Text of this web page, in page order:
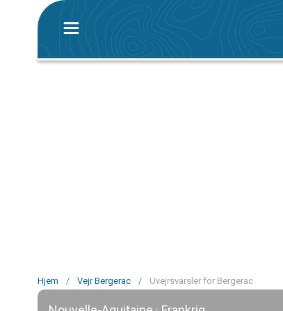
Hjem / Vejr Bergerac / Uvejrsvarsler for Bergerac